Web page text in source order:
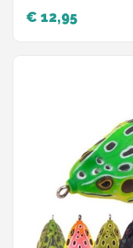
€ 12,95